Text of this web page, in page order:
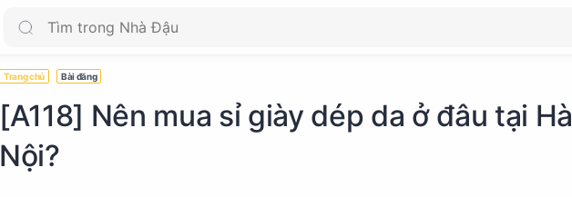
Trang chủ Bài đăng
[A118] Nên mua sỉ giày dép da ở đâu tại Hà
Nội?